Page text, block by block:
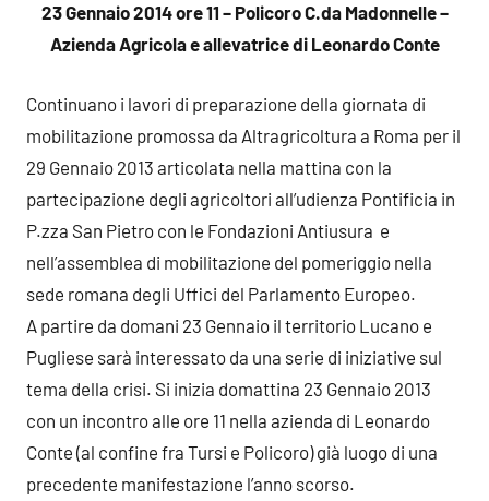
23 Gennaio 2014 ore 11 – Policoro C.da Madonnelle –
Azienda Agricola e allevatrice di Leonardo Conte
Continuano i lavori di preparazione della giornata di
mobilitazione promossa da Altragricoltura a Roma per il
29 Gennaio 2013 articolata nella mattina con la
partecipazione degli agricoltori all’udienza Pontificia in
P.zza San Pietro con le Fondazioni Antiusura e
nell’assemblea di mobilitazione del pomeriggio nella
sede romana degli Uffici del Parlamento Europeo.
A partire da domani 23 Gennaio il territorio Lucano e
Pugliese sarà interessato da una serie di iniziative sul
tema della crisi. Si inizia domattina 23 Gennaio 2013
con un incontro alle ore 11 nella azienda di Leonardo
Conte (al confine fra Tursi e Policoro) già luogo di una
precedente manifestazione l’anno scorso.